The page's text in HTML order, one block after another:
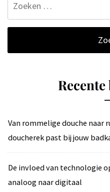
Van rommelige douche naar
doucherek past bij jouw
De invloed van technologie
analoog naar digitaal